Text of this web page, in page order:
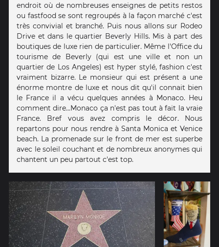
endroit où de nombreuses enseignes de petits restos
ou fastfood se sont regroupés à la façon marché c'est
très convivial et branché. Puis nous allons sur Rodeo
Drive et dans le quartier Beverly Hills. Mis à part des
boutiques de luxe rien de particulier. Même l'Office du
tourisme de Beverly (qui est une ville et non un
quartier de Los Angeles) est hyper stylé, fashion c'est
vraiment bizarre. Le monsieur qui est présent a une
énorme montre de luxe et nous dit qu'il connait bien
le France il a vécu quelques années à Monaco. Heu
comment dire...Monaco ça n'est pas tout à fait la vraie
France. Bref vous avez compris le décor. Nous
repartons pour nous rendre à Santa Monica et Venice
beach. La promenade sur le front de mer est superbe
avec le soleil couchant et de nombreux anonymes qui
chantent un peu partout c'est top.